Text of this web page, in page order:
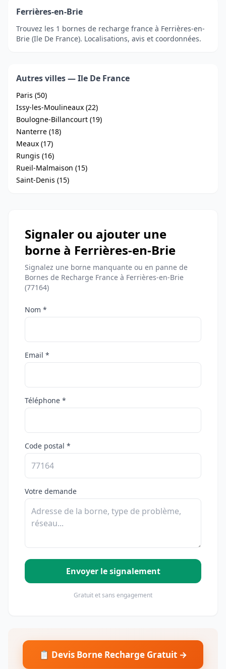
Ferrières-en-Brie
Trouvez les 1 bornes de recharge france à Ferrières-en-
Brie (Ile De France). Localisations, avis et coordonnées.
Autres villes — Ile De France
Paris (50)
Issy-les-Moulineaux (22)
Boulogne-Billancourt (19)
Nanterre (18)
Meaux (17)
Rungis (16)
Rueil-Malmaison (15)
Saint-Denis (15)
Signaler ou ajouter une
borne à Ferrières-en-Brie
Signalez une borne manquante ou en panne de
Bornes de Recharge France à Ferrières-en-Brie
(77164)
Nom *
Email *
Téléphone *
Code postal *
Votre demande
Envoyer le signalement
Gratuit et sans engagement
📋 Devis Borne Recharge Gratuit →